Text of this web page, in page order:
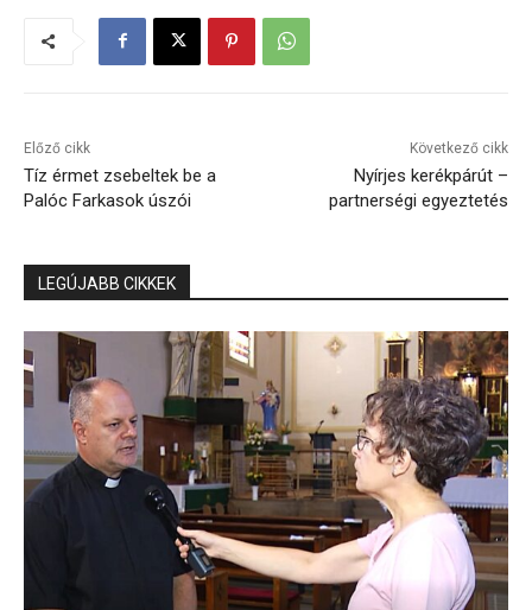
Előző cikk
Tíz érmet zsebeltek be a
Palóc Farkasok úszói
Következő cikk
Nyírjes kerékpárút –
partnerségi egyeztetés
LEGÚJABB CIKKEK